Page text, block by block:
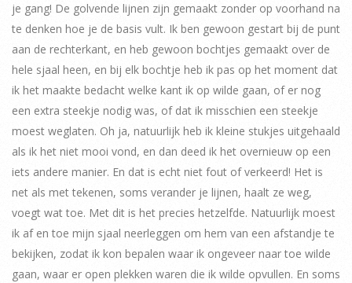
je gang! De golvende lijnen zijn gemaakt zonder op voorhand na
te denken hoe je de basis vult. Ik ben gewoon gestart bij de punt
aan de rechterkant, en heb gewoon bochtjes gemaakt over de
hele sjaal heen, en bij elk bochtje heb ik pas op het moment dat
ik het maakte bedacht welke kant ik op wilde gaan, of er nog
een extra steekje nodig was, of dat ik misschien een steekje
moest weglaten. Oh ja, natuurlijk heb ik kleine stukjes uitgehaald
als ik het niet mooi vond, en dan deed ik het overnieuw op een
iets andere manier. En dat is echt niet fout of verkeerd! Het is
net als met tekenen, soms verander je lijnen, haalt ze weg,
voegt wat toe. Met dit is het precies hetzelfde. Natuurlijk moest
ik af en toe mijn sjaal neerleggen om hem van een afstandje te
bekijken, zodat ik kon bepalen waar ik ongeveer naar toe wilde
gaan, waar er open plekken waren die ik wilde opvullen. En soms